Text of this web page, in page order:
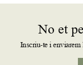
No et
Inscriu-te i enviarem